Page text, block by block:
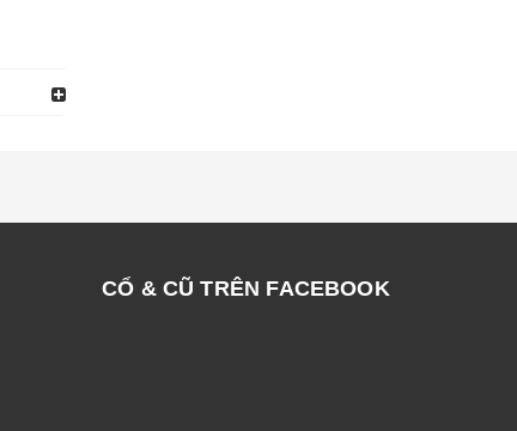
CỔ & CŨ TRÊN FACEBOOK